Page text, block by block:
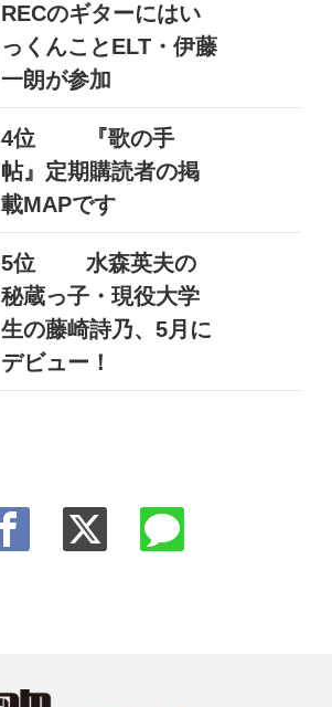
RECのギターにはい
っくんことELT・伊藤
一朗が参加
4位
『歌の手
帖』定期購読者の掲
載MAPです
5位
水森英夫の
秘蔵っ子・現役大学
生の藤崎詩乃、5月に
デビュー！